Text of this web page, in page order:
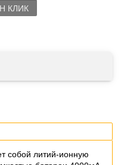
КЛИК
собой литий-ионную